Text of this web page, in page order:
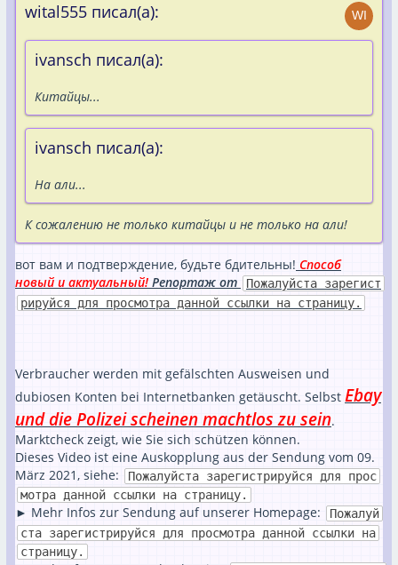
wital555 писал(а):
ivansch писал(а):
Китайцы...
ivansch писал(а):
На али...
К сожалению не только китайцы и не только на али!
вот вам и подтверждение, будьте бдительны! Способ
новый и актуальный! Репортаж от
Пожалуйста зарегист
рируйся для просмотра данной ссылки на страницу.
Verbraucher werden mit gefälschten Ausweisen und
dubiosen Konten bei Internetbanken getäuscht. Selbst Ebay
und die Polizei scheinen machtlos zu sein.
Marktcheck zeigt, wie Sie sich schützen können.
Dieses Video ist eine Auskopplung aus der Sendung vom 09.
März 2021, siehe:
Пожалуйста зарегистрируйся для прос
мотра данной ссылки на страницу.
► Mehr Infos zur Sendung auf unserer Homepage:
Пожалуй
ста зарегистрируйся для просмотра данной ссылки на
страницу.